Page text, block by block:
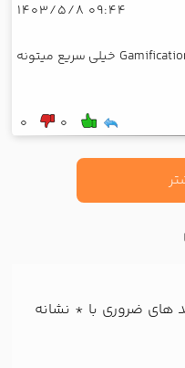
09:44 1403/5/8
آموزش مجازی بدون گیمیفیکیشن یا Gamification خیلی سریع میتونه
0
0
های ضروری با * نشانه